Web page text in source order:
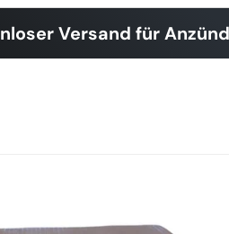
Versand für